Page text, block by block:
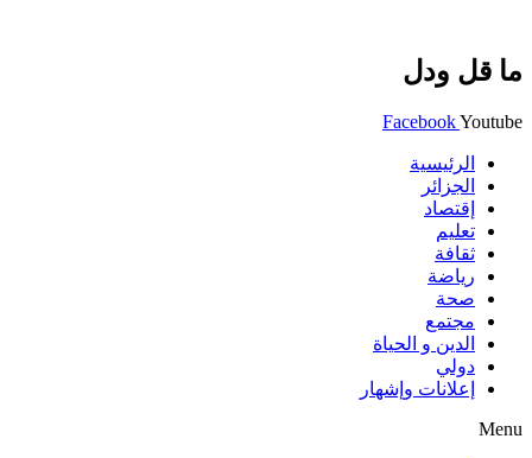
ما قل ودل
FacebookYoutube
الرئيسية
الجزائر
إقتصاد
تعليم
ثقافة
رياضة
صحة
مجتمع
الدين و الحياة
دولي
إعلانات وإشهار
Menu